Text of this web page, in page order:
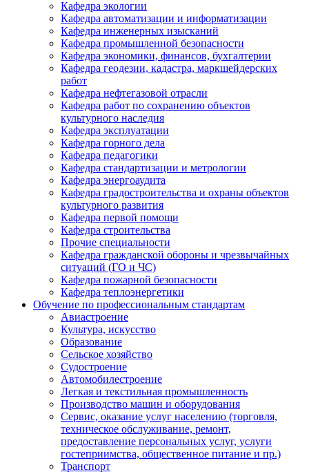
Кафедра экологии
Кафедра автоматизации и информатизации
Кафедра инженерных изысканий
Кафедра промышленной безопасности
Кафедра экономики, финансов, бухгалтерии
Кафедра геодезии, кадастра, маркшейдерских
работ
Кафедра нефтегазовой отрасли
Кафедра работ по сохранению объектов
культурного наследия
Кафедра эксплуатации
Кафедра горного дела
Кафедра педагогики
Кафедра стандартизации и метрологии
Кафедра энергоаудита
Кафедра градостроительства и охраны объектов
культурного развития
Кафедра первой помощи
Кафедра строительства
Прочие специальности
Кафедра гражданской обороны и чрезвычайных
ситуаций (ГО и ЧС)
Кафедра пожарной безопасности
Кафедра теплоэнергетики
Обучение по профессиональным стандартам
Авиастроение
Культура, искусство
Образование
Сельское хозяйство
Судостроение
Автомобилестроение
Легкая и текстильная промышленность
Производство машин и оборудования
Сервис, оказание услуг населению (торговля,
техническое обслуживание, ремонт,
предоставление персональных услуг, услуги
гостеприимства, общественное питание и пр.)
Транспорт